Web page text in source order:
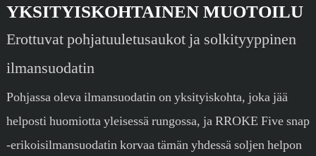
YKSITYISKOHTAINEN MUOTOILU
Erottuvat pohjatuuletusaukot ja solkityyppinen
ilmansuodatin
Pohjassa oleva ilmansuodatin on yksityiskohta, joka jää
helposti huomiotta yleisessä rungossa, ja RROKE Five snap
-erikoisilmansuodatin korvaa tämän yhdessä soljen helpon